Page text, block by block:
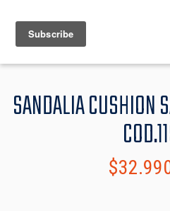
MENU
SANDALIA CUSHION